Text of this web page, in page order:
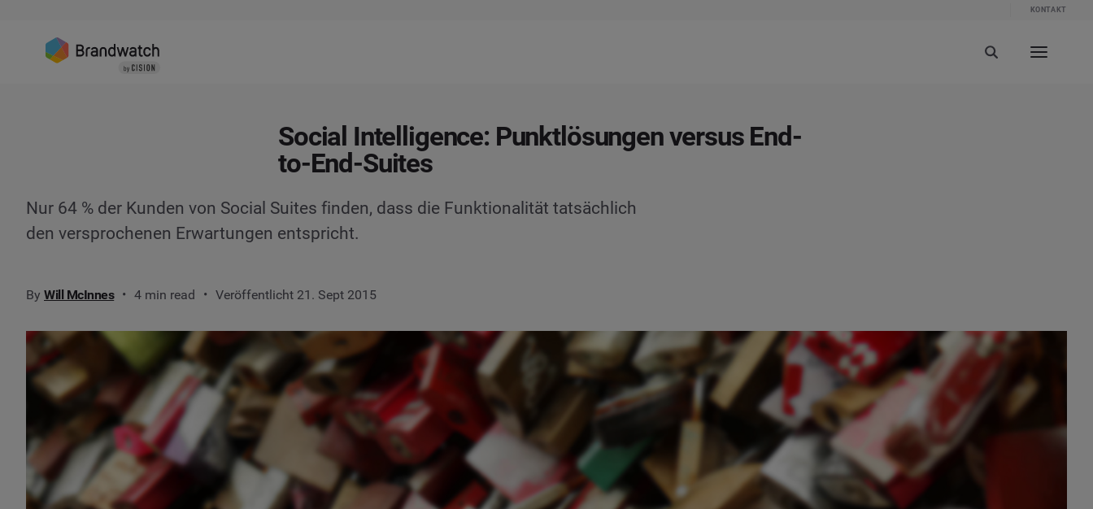
KONTAKT
Social Intelligence: Punktlösungen versus End-
to-End-Suites
Nur 64 % der Kunden von Social Suites finden, dass die Funktionalität tatsächlich
den versprochenen Erwartungen entspricht.
By Will McInnes 4 min read Veröffentlicht 21. Sept 2015